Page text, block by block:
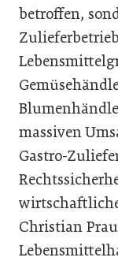
betroffen,
massiven
Gastro-
Christian